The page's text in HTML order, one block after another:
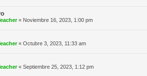
« Noviembre 16, 2023, 1:00 pm
« Octubre 3, 2023, 11:33 am
« Septiembre 25, 2023, 1:12 pm